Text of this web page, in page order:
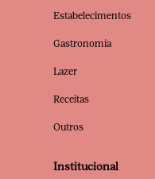
Estabelecimentos
Gastronomia
Lazer
Receitas
Outros
Institucional